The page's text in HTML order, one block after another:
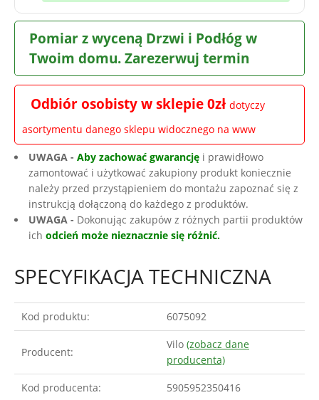
Pomiar z wyceną Drzwi i Podłóg w
Twoim domu. Zarezerwuj termin
Odbiór osobisty w sklepie 0zł dotyczy
asortymentu danego sklepu widocznego na www
UWAGA - Aby zachować gwarancję i prawidłowo
zamontować i użytkować zakupiony produkt koniecznie
należy przed przystąpieniem do montażu zapoznać się z
instrukcją dołączoną do każdego z produktów.
UWAGA - Dokonując zakupów z różnych partii produktów
ich odcień może nieznacznie się różnić.
SPECYFIKACJA TECHNICZNA
Kod produktu: 6075092
Producent:
Vilo (zobacz dane
producenta)
Kod producenta: 5905952350416